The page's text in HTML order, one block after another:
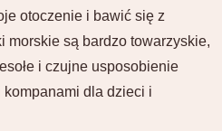
otoczenie i bawić się z
morskie są bardzo towarzyskie,
i czujne usposobienie
kompanami dla dzieci i